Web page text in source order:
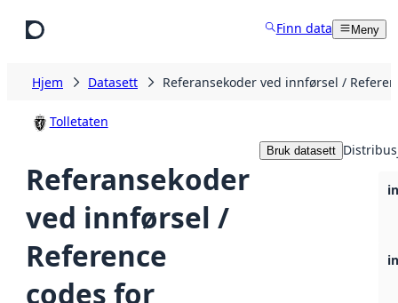
Finn data Meny
Hjem Datasett Referansekoder ved innførsel /
Tolletaten
Referansekoder
ved innførsel /
Reference
codes for
Bruk datasett